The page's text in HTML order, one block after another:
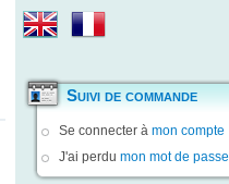
Suivi de commande
Se connecter à mon compte
J'ai perdu mon mot de passe